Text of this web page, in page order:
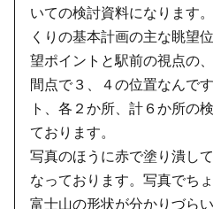
いての検討資料になります
くりの基本計画の主な眺望
望ポイントと駅前の視点の
間点で３、４の位置なんで
ト、各２か所、計６か所の
ております。
写真のほうに赤で塗り潰し
なっております。写真でち
富士山の形状が分かりづら